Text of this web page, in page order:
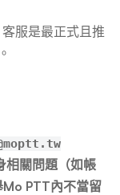
服是最正式且推
相關問題（如帳
PTT內不當留